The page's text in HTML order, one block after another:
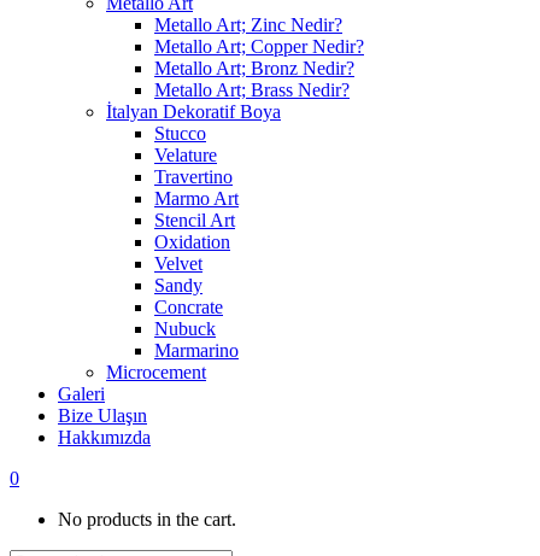
Metallo Art; Zinc Nedir?
Metallo Art; Copper Nedir?
Metallo Art; Bronz Nedir?
Metallo Art; Brass Nedir?
İtalyan Dekoratif Boya
Stucco
Velature
Travertino
Marmo Art
Stencil Art
Oxidation
Velvet
Sandy
Concrate
Nubuck
Marmarino
Microcement
Galeri
Bize Ulaşın
Hakkımızda
0
No products in the cart.